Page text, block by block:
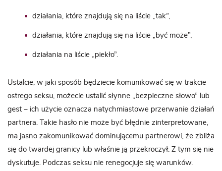
działania, które znajdują się na liście „tak”,
działania, które znajdują się na liście „być może”,
działania na liście „piekło”.
Ustalcie, w jaki sposób będziecie komunikować się w trakcie
ostrego seksu, możecie ustalić słynne „bezpieczne słowo” lub
gest – ich użycie oznacza natychmiastowe przerwanie działań
partnera. Takie hasło nie może być błędnie zinterpretowane,
ma jasno zakomunikować dominującemu partnerowi, że zbliża
się do twardej granicy lub właśnie ją przekroczył. Z tym się nie
dyskutuje. Podczas seksu nie renegocjuje się warunków.